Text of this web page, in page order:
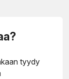
tyydy